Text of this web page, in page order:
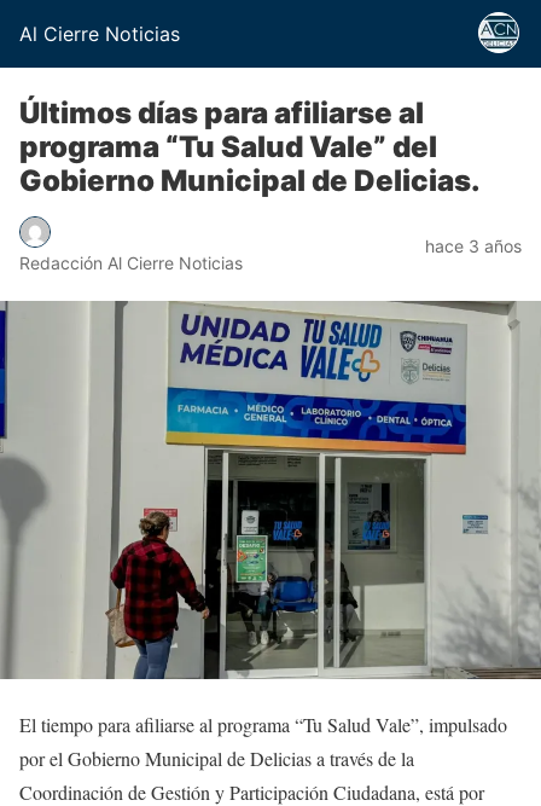
Al Cierre Noticias
Últimos días para afiliarse al
programa “Tu Salud Vale” del
Gobierno Municipal de Delicias.
Redacción Al Cierre Noticias
hace 3 años
El tiempo para afiliarse al programa “Tu Salud Vale”, impulsado
por el Gobierno Municipal de Delicias a través de la
Coordinación de Gestión y Participación Ciudadana, está por